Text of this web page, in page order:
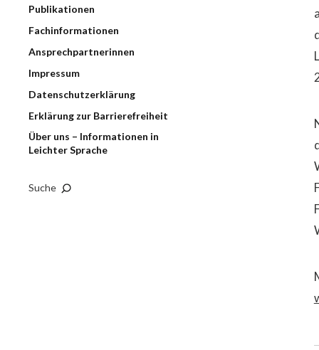
Publikationen
Fachinformationen
Ansprechpartnerinnen
Impressum
Datenschutzerklärung
Erklärung zur Barrierefreiheit
Über uns – Informationen in
Leichter Sprache
Suche